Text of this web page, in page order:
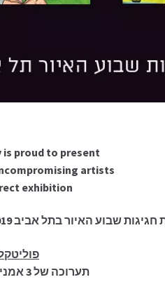
is proud to present
artists
exhibition
שבוע האיור בתל אביב 2019
תערוכה של 3 אמנים שלא מתפשרים